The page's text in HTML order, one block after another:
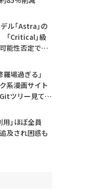
ル「Astra」の
「Critical」級
能性否定でき
羅場過ぎる」
系漫画サイト
ツリー見てガ
用」ほぼ全員
及され困惑も